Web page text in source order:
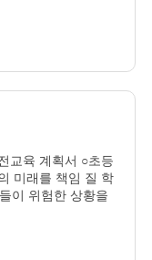
교육 계획서 ○초등
미래를 책임 질 학
이 위험한 상황을